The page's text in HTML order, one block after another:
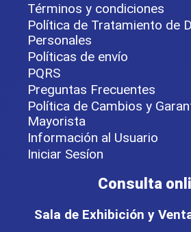
Términos y condiciones
Política de Tratamiento de
Personales
Políticas de envío
PQRS
Preguntas Frecuentes
Política de Cambios y
Mayorista
Información al Usuario
Iniciar Sesíon
Consulta
Sala de Exhibición y